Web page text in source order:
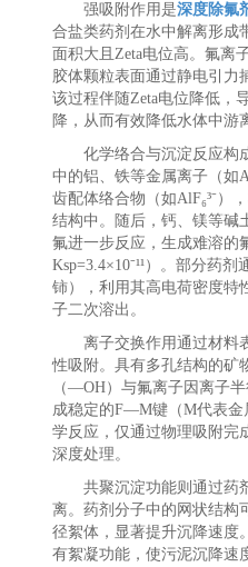
强吸附作用是深度除氟
合盐类药剂在水中解离形成
面积大且Zeta电位高。氟离
胶体颗粒表面通过静电引力
该过程伴随Zeta电位降低，
降，从而有效降低水体中游
化学络合与沉淀反应构
中的铝、铁等金属离子（如
齿配体络合物（如AlF₆³⁻）
结构中。随后，钙、镁等碱
氟进一步反应，生成难溶的
Ksp=3.4×10⁻¹¹）。部分药
铈），利用其高电荷密度特
子二次溶出。
离子交换作用通过材料
性吸附。具有多孔结构的矿
（—OH）与氟离子因离子
成稳定的F—M键（M代表金
学反应，仅通过物理吸附完
深度处理。
共聚沉淀功能则通过药
离。药剂分子中的网状结构
径絮体，显著提升沉降速度
有絮凝功能，使污泥沉降速